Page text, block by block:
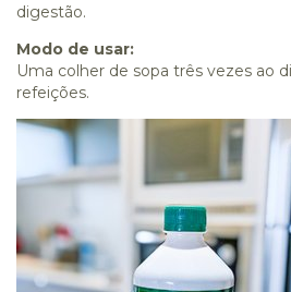
digestão.
Modo de usar:
Uma colher de sopa três vezes ao
refeições.